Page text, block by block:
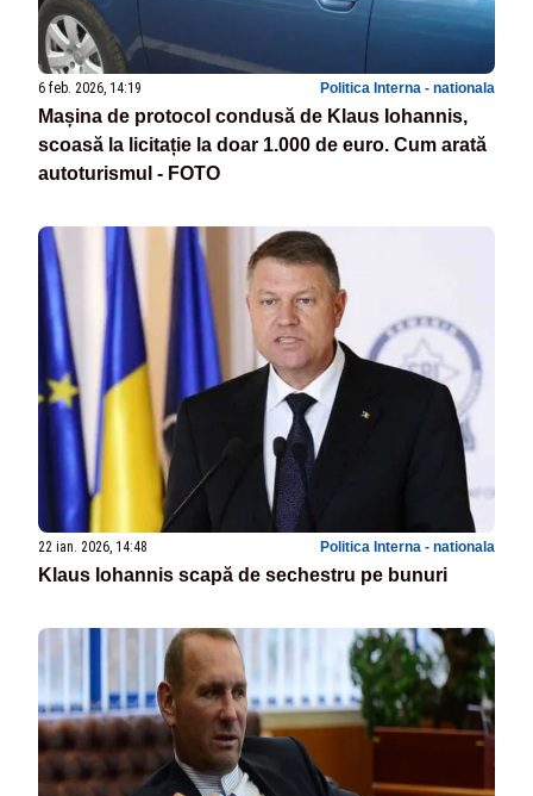
6 feb. 2026, 14:19 Politica Interna - nationala
Mașina de protocol condusă de Klaus Iohannis,
scoasă la licitație la doar 1.000 de euro. Cum arată
autoturismul - FOTO
22 ian. 2026, 14:48 Politica Interna - nationala
Klaus Iohannis scapă de sechestru pe bunuri